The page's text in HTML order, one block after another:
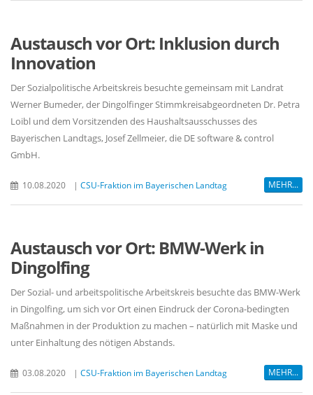
Austausch vor Ort: Inklusion durch
Innovation
Der Sozialpolitische Arbeitskreis besuchte gemeinsam mit Landrat
Werner Bumeder, der Dingolfinger Stimmkreisabgeordneten Dr. Petra
Loibl und dem Vorsitzenden des Haushaltsausschusses des
Bayerischen Landtags, Josef Zellmeier, die DE software & control
GmbH.
10.08.2020 | CSU-Fraktion im Bayerischen Landtag MEHR...
Austausch vor Ort: BMW-Werk in
Dingolfing
Der Sozial- und arbeitspolitische Arbeitskreis besuchte das BMW-Werk
in Dingolfing, um sich vor Ort einen Eindruck der Corona-bedingten
Maßnahmen in der Produktion zu machen – natürlich mit Maske und
unter Einhaltung des nötigen Abstands.
03.08.2020 | CSU-Fraktion im Bayerischen Landtag MEHR...